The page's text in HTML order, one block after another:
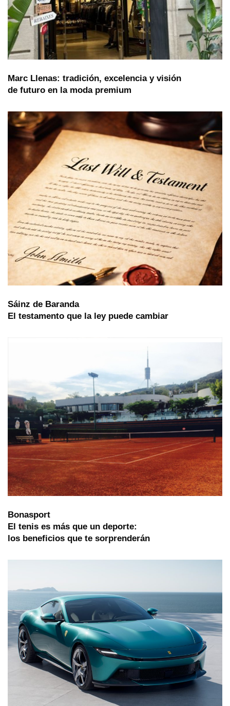
Marc Llenas: tradición, excelencia y visión
de futuro en la moda premium
Sáinz de Baranda
El testamento que la ley puede cambiar
Bonasport
El tenis es más que un deporte:
los beneficios que te sorprenderán